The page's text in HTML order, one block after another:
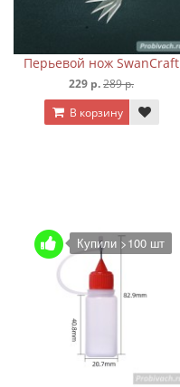
Перьевой нож SwanCraft
229 р.289 р.
В корзину
Купили >100 шт